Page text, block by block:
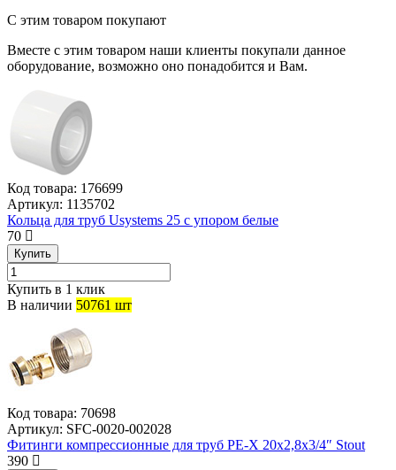
С этим товаром покупают
Вместе с этим товаром наши клиенты покупали данное
оборудование, возможно оно понадобится и Вам.
Код товара: 176699
Артикул: 1135702
Кольца для труб Usystems 25 с упором белые
70
Купить
Купить в 1 клик
В наличии 50761 шт
Код товара: 70698
Артикул: SFC-0020-002028
Фитинги компрессионные для труб PE-X 20х2,8х3/4″ Stout
390